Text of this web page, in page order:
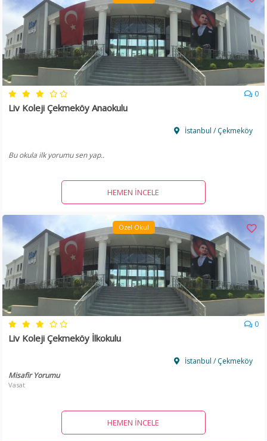
0
Liv Koleji Çekmeköy Anaokulu
İstanbul / Çekmeköy
Bu okula ilk yorumu sen yap..
HEMEN İNCELE
Özel Okul
0
Liv Koleji Çekmeköy İlkokulu
İstanbul / Çekmeköy
Misafir Yorumu
Vasat
HEMEN İNCELE